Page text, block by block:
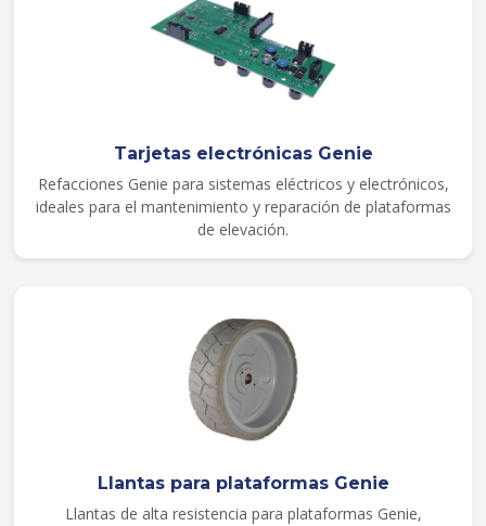
Tarjetas electrónicas Genie
Refacciones Genie para sistemas eléctricos y electrónicos,
ideales para el mantenimiento y reparación de plataformas
de elevación.
Llantas para plataformas Genie
Llantas de alta resistencia para plataformas Genie,